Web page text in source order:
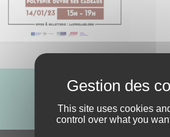
This site uses cookies
control over what you